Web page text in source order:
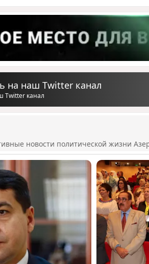
на наш Twitter канал
Twitter канал
новости политической жизни